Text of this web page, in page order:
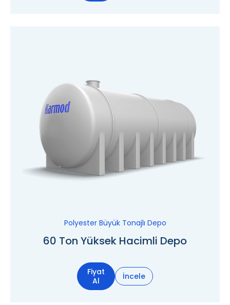
Polyester Büyük Tonajlı Depo
60 Ton Yüksek Hacimli Depo
Fiyat
Al
İncele